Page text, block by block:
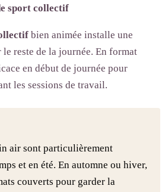
sport collectif
bien animée installe une
reste de la journée. En format
en début de journée pour
les sessions de travail.
air sont particulièrement
et en été. En automne ou hiver,
couverts pour garder la